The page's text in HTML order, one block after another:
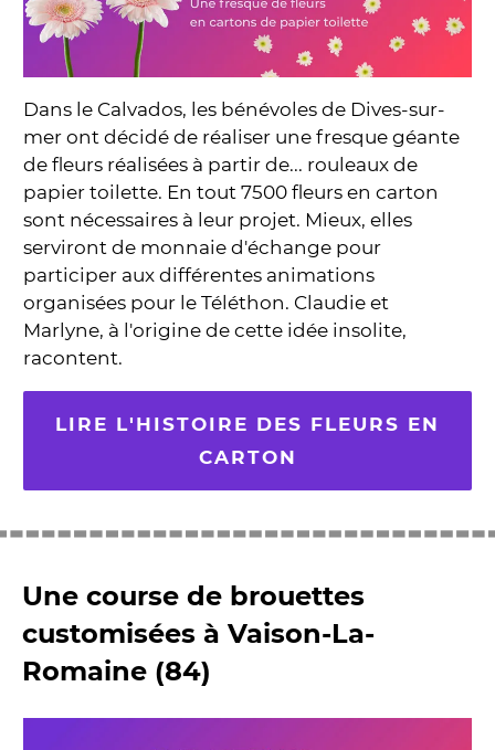
Dans le Calvados, les bénévoles de Dives-sur-
mer ont décidé de réaliser une fresque géante
de fleurs réalisées à partir de... rouleaux de
papier toilette. En tout 7500 fleurs en carton
sont nécessaires à leur projet. Mieux, elles
serviront de monnaie d'échange pour
participer aux différentes animations
organisées pour le Téléthon. Claudie et
Marlyne, à l'origine de cette idée insolite,
racontent.
LIRE L'HISTOIRE DES FLEURS EN
CARTON
Une course de brouettes
customisées à Vaison-La-
Romaine (84)